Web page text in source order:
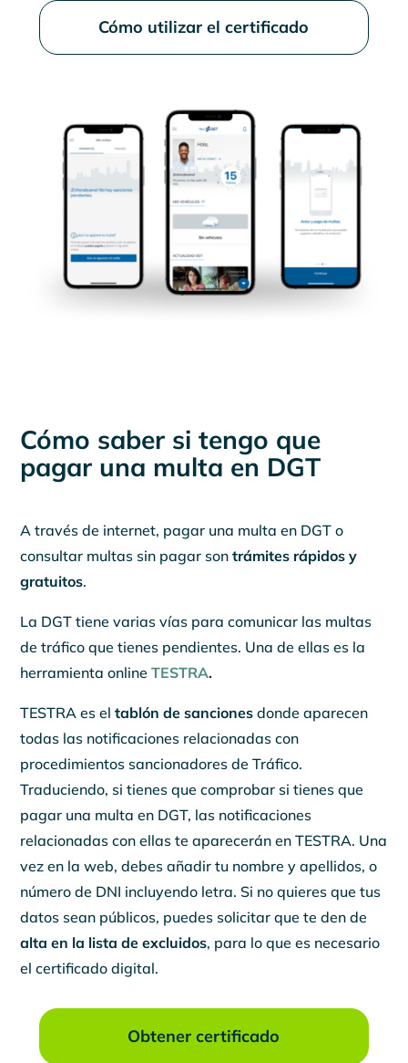
Cómo utilizar el certificado
Cómo saber si tengo que
pagar una multa en DGT
A través de internet, pagar una multa en DGT o
consultar multas sin pagar sontrámites rápidos y
gratuitos.
La DGT tiene varias vías para comunicar las multas
de tráfico que tienes pendientes. Una de ellas es la
herramienta onlineTESTRA.
TESTRA es eltablón de sanciones donde aparecen
todas las notificaciones relacionadas con
procedimientos sancionadores de Tráfico.
Traduciendo, si tienes que comprobar si tienes que
pagar una multa en DGT, las notificaciones
relacionadas con ellas te aparecerán en TESTRA. Una
vez en la web, debes añadir tu nombre y apellidos, o
número de DNI incluyendo letra. Si no quieres que tus
datos sean públicos, puedes solicitar que te den de
alta en la lista de excluidos, para lo que es necesario
el certificado digital.
Obtener certificado